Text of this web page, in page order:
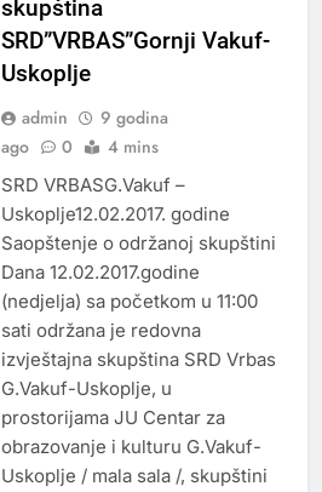
skupština
SRD”VRBAS”Gornji Vakuf-
Uskoplje
admin
9 godina
ago
0 4 mins
SRD VRBASG.Vakuf –
Uskoplje12.02.2017. godine
Saopštenje o održanoj skupštini
Dana 12.02.2017.godine
(nedjelja) sa početkom u 11:00
sati održana je redovna
izvještajna skupština SRD Vrbas
G.Vakuf-Uskoplje, u
prostorijama JU Centar za
obrazovanje i kulturu G.Vakuf-
Uskoplje / mala sala /, skupštini